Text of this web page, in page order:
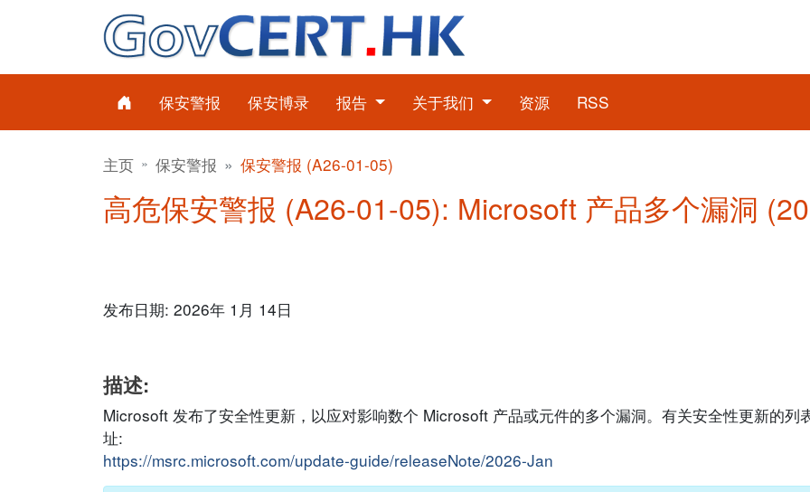
保安警报 保安博录 报告 关于我们 资源 RSS
主页 保安警报 保安警报 (A26-01-05)
高危保安警报 (A26-01-05): Microsoft 产品多个漏洞
发布日期: 2026年 1月 14日
描述:
Microsoft 发布了安全性更新，以应对影响数个 Microsoft 产品或元件的多个漏洞。有关安全性更新的列
址:
https://msrc.microsoft.com/update-guide/releaseNote/2026-Jan